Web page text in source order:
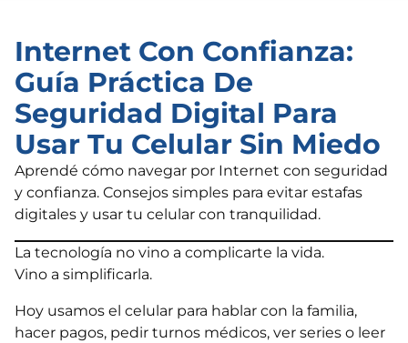
Internet Con Confianza:
Guía Práctica De
Seguridad Digital Para
Usar Tu Celular Sin Miedo
Aprendé cómo navegar por Internet con seguridad
y confianza. Consejos simples para evitar estafas
digitales y usar tu celular con tranquilidad.
La tecnología no vino a complicarte la vida.
Vino a simplificarla.
Hoy usamos el celular para hablar con la familia,
hacer pagos, pedir turnos médicos, ver series o leer